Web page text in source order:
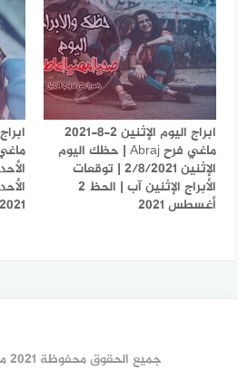
ابراج اليوم الإثنين 2-8-2021
ماغي فرح Abraj | حظك اليوم
الإثنين 2/8/2021 | توقعات
الأبراج الإثنين آب | الحظ 2
أغسطس 2021
2021
جميع الحقوق محفوظة 2021 موقع غروب الرحيل